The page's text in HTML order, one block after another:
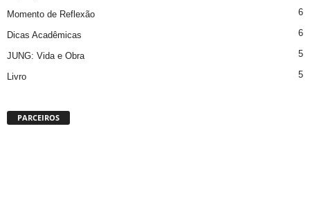
Momento de Reflexão 6
Dicas Acadêmicas 6
JUNG: Vida e Obra 5
Livro 5
PARCEIROS